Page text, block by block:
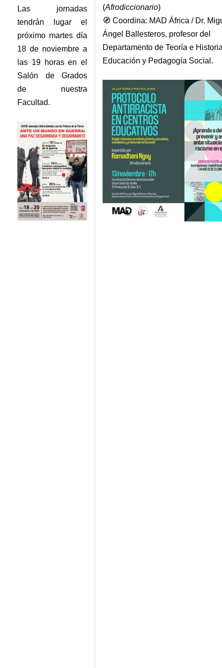
Las jornadas
tendrán lugar el
próximo martes día
18 de noviembre a
las 19 horas en el
Salón de Grados
de nuestra
Facultad.
(Afrodiccionario)
🧭 Coordina: MAD África / Dr.
Ángel Ballesteros, profesor del
Departamento de Teoría e
Educación y Pedagogía Social.